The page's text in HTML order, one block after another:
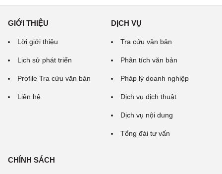
GIỚI THIỆU
Lời giới thiệu
Lịch sử phát triển
Profile Tra cứu văn bản
Liên hệ
DỊCH VỤ
Tra cứu văn bản
Phân tích văn bản
Pháp lý doanh nghiệp
Dịch vụ dịch thuật
Dịch vụ nội dung
Tổng đài tư vấn
CHÍNH SÁCH